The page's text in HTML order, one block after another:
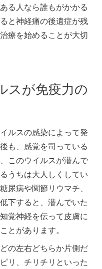
る人なら誰もがかかる
と神経痛の後遺症が残
療を始めることが大切
スが免疫力の
ルスの感染によって発
も、感覚を司っている
このウイルスが潜んで
うちは大人しくしてい
尿病や関節リウマチ、
下すると、潜んでいた
覚神経を伝って皮膚に
とがあります。
の左右どちらか片側だ
リ、チリチリといった